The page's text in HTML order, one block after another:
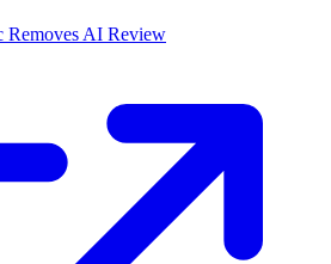
Removes AI Review